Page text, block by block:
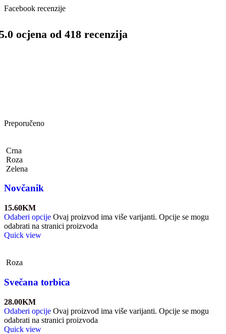
Facebook recenzije
ocjena od 418 recenzija
Preporučeno
Crna
Roza
Zelena
Novčanik
15.60KM
Odaberi opcije Ovaj proizvod ima više varijanti. Opcije se mogu
odabrati na stranici proizvoda
Quick view
Roza
Svečana torbica
28.00KM
Odaberi opcije Ovaj proizvod ima više varijanti. Opcije se mogu
odabrati na stranici proizvoda
Quick view